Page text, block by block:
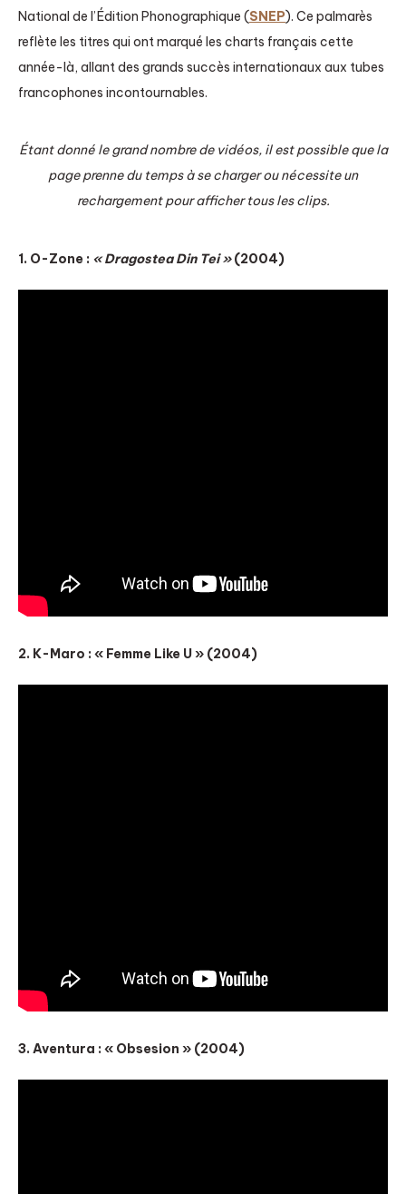
National de l’Édition Phonographique (SNEP). Ce palmarès
reflète les titres qui ont marqué les charts français cette
année-là, allant des grands succès internationaux aux tubes
francophones incontournables.
Étant donné le grand nombre de vidéos, il est possible que la
page prenne du temps à se charger ou nécessite un
rechargement pour afficher tous les clips.
1. O-Zone : « Dragostea Din Tei »(2004)
2. K-Maro : « Femme Like U » (2004)
3. Aventura : « Obsesion » (2004)